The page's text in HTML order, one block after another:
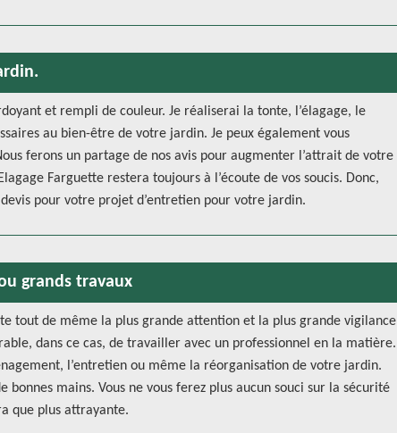
et rempli de couleur. Je réaliserai la tonte, l’élagage, le
au bien-être de votre jardin. Je peux également vous
ferons un partage de nos avis pour augmenter l’attrait de votre
Farguette restera toujours à l’écoute de vos soucis. Donc,
pour votre projet d’entretien pour votre jardin.
grands travaux
tout de même la plus grande attention et la plus grande vigilance
dans ce cas, de travailler avec un professionnel en la matière.
l’entretien ou même la réorganisation de votre jardin.
mains. Vous ne vous ferez plus aucun souci sur la sécurité
que plus attrayante.